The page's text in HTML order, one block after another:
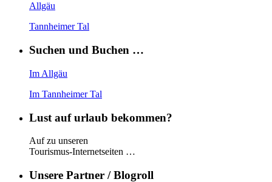
Allgäu
Tannheimer Tal
Suchen und Buchen …
Im Allgäu
Im Tannheimer Tal
Lust auf urlaub bekommen?
Auf zu unseren
Tourismus-Internetseiten …
Unsere Partner / Blogroll